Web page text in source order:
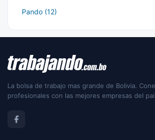
Pando (12)
La bolsa de trabajo mas grande de Bolivia.
profesionales con las mejores empresas del